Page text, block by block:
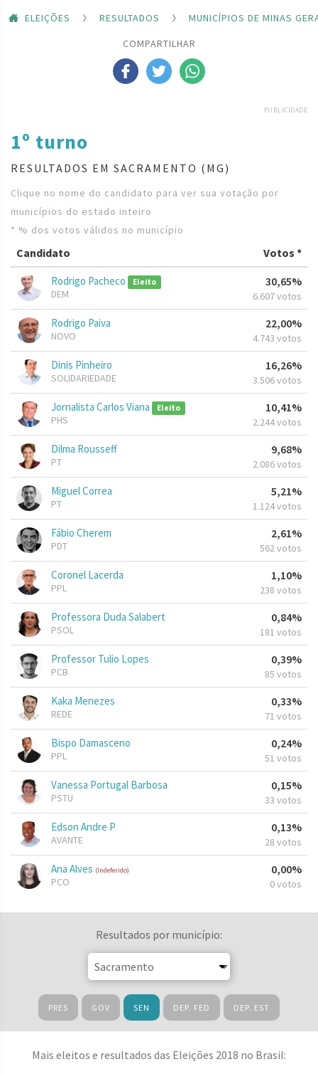
ELEIÇÕES RESULTADOS
MUNICÍPIOS DE MINAS
COMPARTILHAR
PUBLICIDADE
1º turno
RESULTADOS EM SACRAMENTO (MG)
Clique no nome do candidato para ver sua votação por
municípios do estado inteiro
* % dos votos válidos no município
Candidato Votos *
Rodrigo Pacheco Eleito
DEM
30,65%
6.607 votos
Rodrigo Paiva
NOVO
22,00%
4.743 votos
Dinis Pinheiro
SOLIDARIEDADE
16,26%
3.506 votos
Jornalista Carlos Viana Eleito
PHS
10,41%
2.244 votos
Dilma Rousseff
PT
9,68%
2.086 votos
Miguel Correa
PT
5,21%
1.124 votos
Fábio Cherem
PDT
2,61%
562 votos
Coronel Lacerda
PPL
1,10%
238 votos
Professora Duda Salabert
PSOL
0,84%
181 votos
Professor Tulio Lopes
PCB
0,39%
85 votos
Kaka Menezes
REDE
0,33%
71 votos
Bispo Damasceno
PPL
0,24%
51 votos
Vanessa Portugal Barbosa
PSTU
0,15%
33 votos
Edson Andre P
AVANTE
0,13%
28 votos
Ana Alves (Indeferido)
PCO
0,00%
0 votos
Resultados por município:
PRES GOV SEN DEP. FED DEP. EST
Mais eleitos e resultados das Eleições 2018 no Brasil: